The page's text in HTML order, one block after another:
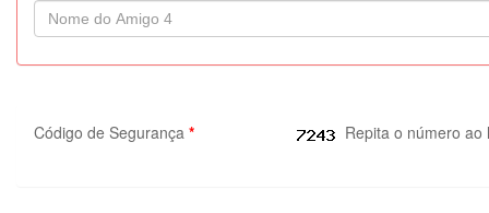
Código de Segurança * Repita o número ao